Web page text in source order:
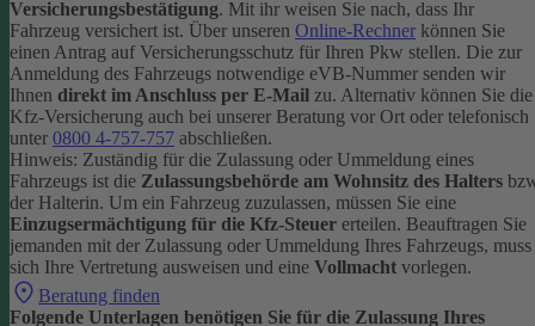
Versicherungsbestätigung. Mit ihr weisen Sie nach, dass Ihr
Fahrzeug versichert ist. Über unseren Online-Rechner können Sie
einen Antrag auf Versicherungsschutz für Ihren Pkw stellen. Die zur
Anmeldung des Fahrzeugs notwendige eVB-Nummer senden wir
Ihnen direkt im Anschluss per E-Mail zu. Alternativ können Sie die
Kfz-Versicherung auch bei unserer Beratung vor Ort oder telefonisch
unter 0800 4-757-757 abschließen.
Hinweis: Zuständig für die Zulassung oder Ummeldung eines
Fahrzeugs ist die Zulassungsbehörde am Wohnsitz des Halters
der Halterin. Um ein Fahrzeug zuzulassen, müssen Sie eine
Einzugsermächtigung für die Kfz-Steuer erteilen. Beauftragen Sie
jemanden mit der Zulassung oder Ummeldung Ihres Fahrzeugs, muss
sich Ihre Vertretung ausweisen und eine Vollmacht vorlegen.
Beratung finden
Folgende Unterlagen benötigen Sie für die Zulassung Ihres